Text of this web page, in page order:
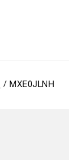
MXE0JLNH